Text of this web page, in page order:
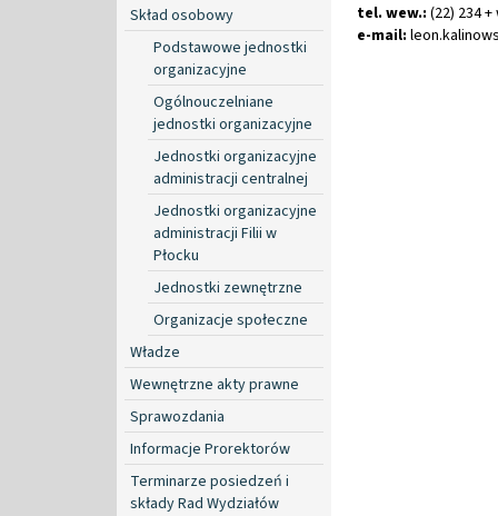
Skład osobowy
Podstawowe jednostki
organizacyjne
Ogólnouczelniane
jednostki organizacyjne
Jednostki organizacyjne
administracji centralnej
Jednostki organizacyjne
administracji Filii w
Płocku
Jednostki zewnętrzne
Organizacje społeczne
Władze
Wewnętrzne akty prawne
Sprawozdania
Informacje Prorektorów
Terminarze posiedzeń i
składy Rad Wydziałów
tel. wew.: (22) 234
e-mail: leon.